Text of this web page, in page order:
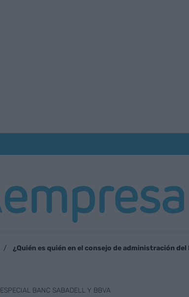
¿Quién es quién en el consejo de administración del
ESPECIAL BANC SABADELL Y BBVA